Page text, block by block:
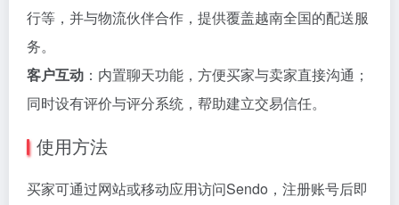
行等，并与物流伙伴合作，提供覆盖越南全国的配送服
务。
客户互动 ：内置聊天功能，方便买家与卖家直接沟通；
同时设有评价与评分系统，帮助建立交易信任。
使用方法
买家可通过网站或移动应用访问Sendo，注册账号后即